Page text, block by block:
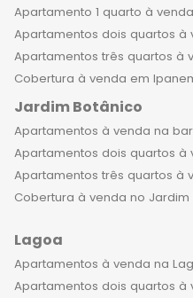
Apartamento 1 quarto à
Apartamentos dois quartos à
Apartamentos três quartos à
Cobertura à venda em
Jardim Botânico
Apartamentos à venda na
Apartamentos dois quartos à
Apartamentos três quartos à
Cobertura à venda no Jardim
Lagoa
Apartamentos à venda na
Apartamentos dois quartos à